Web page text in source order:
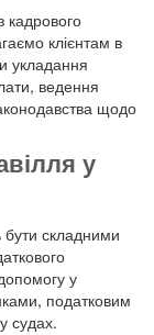
кадрового
клієнтам в
укладання
ведення
щодо
у
складними
у
податковим
судах.